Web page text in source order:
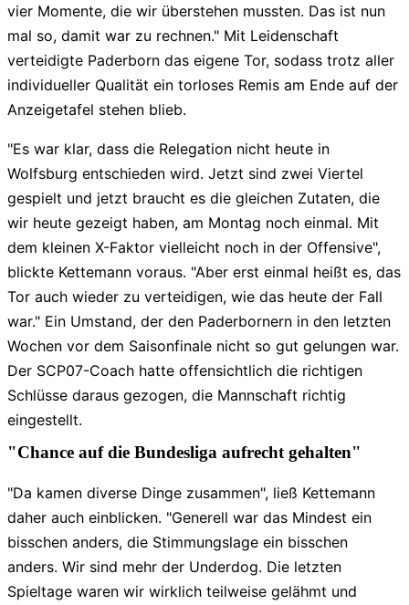
vier Momente, die wir überstehen mussten. Das ist nun
mal so, damit war zu rechnen." Mit Leidenschaft
verteidigte Paderborn das eigene Tor, sodass trotz aller
individueller Qualität ein torloses Remis am Ende auf der
Anzeigetafel stehen blieb.
"Es war klar, dass die Relegation nicht heute in
Wolfsburg entschieden wird. Jetzt sind zwei Viertel
gespielt und jetzt braucht es die gleichen Zutaten, die
wir heute gezeigt haben, am Montag noch einmal. Mit
dem kleinen X-Faktor vielleicht noch in der Offensive",
blickte Kettemann voraus. "Aber erst einmal heißt es, das
Tor auch wieder zu verteidigen, wie das heute der Fall
war." Ein Umstand, der den Paderbornern in den letzten
Wochen vor dem Saisonfinale nicht so gut gelungen war.
Der SCP07-Coach hatte offensichtlich die richtigen
Schlüsse daraus gezogen, die Mannschaft richtig
eingestellt.
"Chance auf die Bundesliga aufrecht gehalten"
"Da kamen diverse Dinge zusammen", ließ Kettemann
daher auch einblicken. "Generell war das Mindest ein
bisschen anders, die Stimmungslage ein bisschen
anders. Wir sind mehr der Underdog. Die letzten
Spieltage waren wir wirklich teilweise gelähmt und